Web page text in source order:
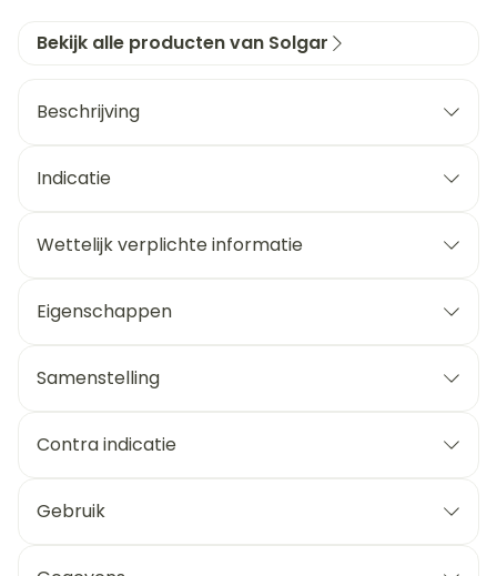
Bekijk alle producten van Solgar
Beschrijving
Indicatie
Wettelijk verplichte informatie
Eigenschappen
Samenstelling
Contra indicatie
Gebruik